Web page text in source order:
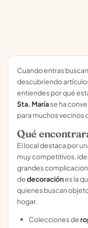
Cuando entras
descubriendo
entiendes por qué
Sta. Maríase ha
para muchos vecinos
Qué
El local destaca por
muy competitivos,
grandes
dedecoraciónes la
quienes buscan
hogar.
Colecciones de